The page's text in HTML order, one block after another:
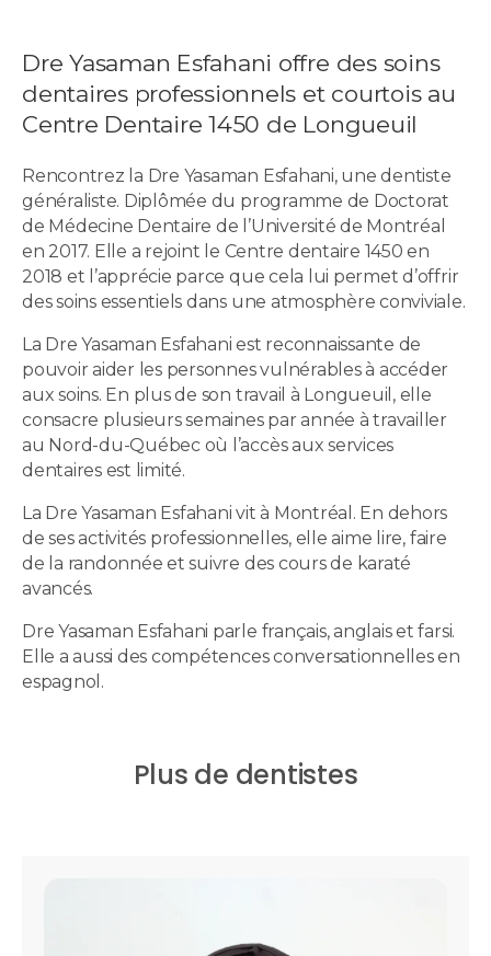
Dre Yasaman Esfahani offre des soins
dentaires professionnels et courtois au
Centre Dentaire 1450 de Longueuil
Rencontrez la Dre Yasaman Esfahani, une dentiste
généraliste. Diplômée du programme de Doctorat
de Médecine Dentaire de l’Université de Montréal
en 2017. Elle a rejoint le Centre dentaire 1450 en
2018 et l’apprécie parce que cela lui permet d’offrir
des soins essentiels dans une atmosphère conviviale.
La Dre Yasaman Esfahani est reconnaissante de
pouvoir aider les personnes vulnérables à accéder
aux soins. En plus de son travail à Longueuil, elle
consacre plusieurs semaines par année à travailler
au Nord-du-Québec où l’accès aux services
dentaires est limité.
La Dre Yasaman Esfahani vit à Montréal. En dehors
de ses activités professionnelles, elle aime lire, faire
de la randonnée et suivre des cours de karaté
avancés.
Dre Yasaman Esfahani parle français, anglais et farsi.
Elle a aussi des compétences conversationnelles en
espagnol.
Plus de dentistes